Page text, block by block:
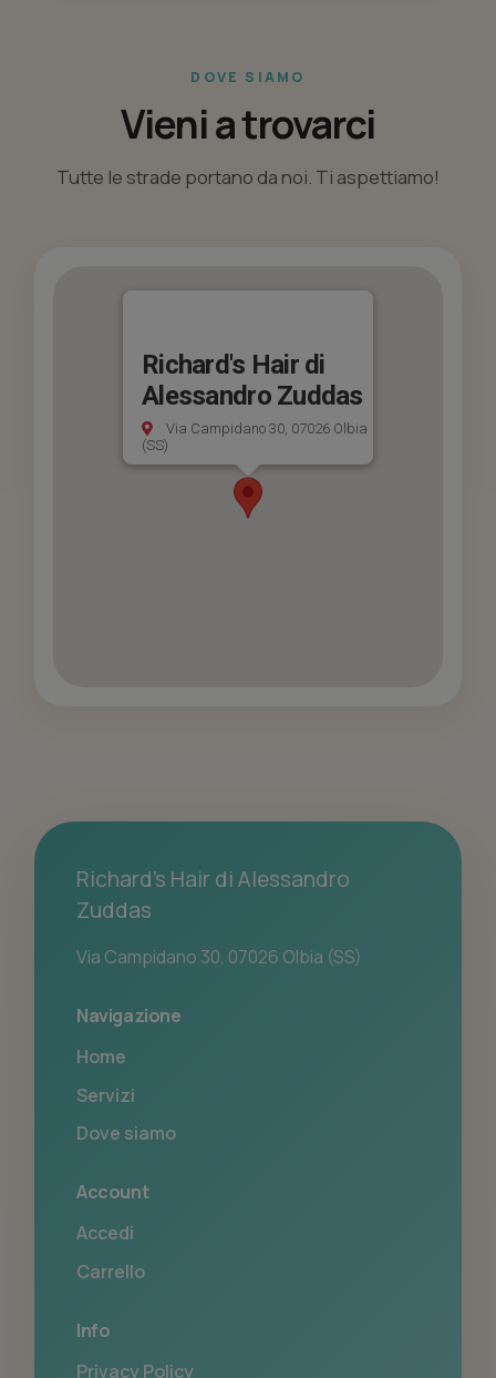
DOVE SIAMO
Vieni a trovarci
Tutte le strade portano da noi. Ti aspettiamo!
Richard's Hair di
Alessandro Zuddas
Via Campidano 30, 07026 Olbia
(SS)
Richard's Hair di Alessandro
Zuddas
Via Campidano 30, 07026 Olbia (SS)
Navigazione
Home
Servizi
Dove siamo
Account
Accedi
Carrello
Info
Privacy Policy